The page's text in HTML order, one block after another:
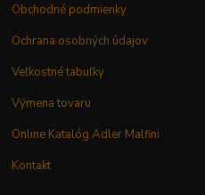
Obchodné podmienky
Ochrana osobných údajov
Veľkostné tabuľky
Výmena tovaru
Online Katalóg Adler Malfini
Kontakt